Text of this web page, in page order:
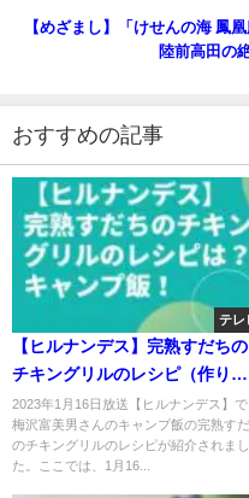
【めざまし】「けせんの海 鳳
陸前高田の
おすすめの記事
テレ
【ヒルナンデス】完熟すだちの
チキングリルのレシピ（作り
方）は？梅沢富美男キャンプ
飯！
2023年1月16日放送【ヒルナンデス】で
梅沢富美男さんのキャンプ飯の完熟す
のチキングリルのレシピが紹介されまし
た。ここでは、1月16...